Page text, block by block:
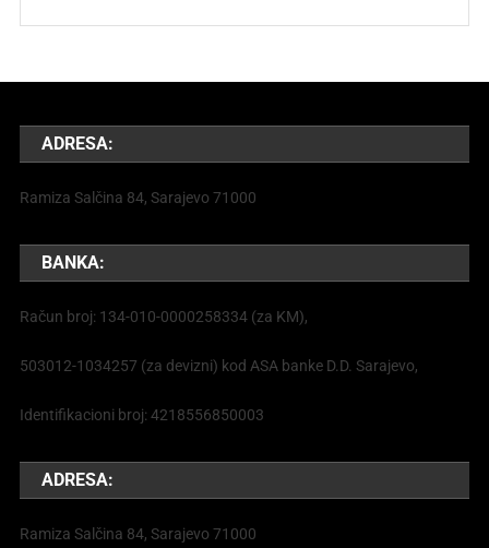
ADRESA:
Ramiza Salčina 84, Sarajevo 71000
BANKA:
Račun broj: 134-010-0000258334 (za KM),
503012-1034257 (za devizni) kod ASA banke D.D. Sarajevo,
Identifikacioni broj: 4218556850003
ADRESA:
Ramiza Salčina 84, Sarajevo 71000